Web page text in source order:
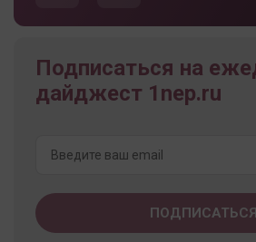
Подписаться на
дайджест 1nep.ru